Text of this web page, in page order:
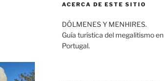
ACERCA DE ESTE SITIO
DÓLMENES Y MENHIRES.
Guía turística del megalitismo en
Portugal.